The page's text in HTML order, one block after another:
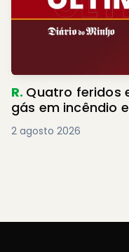
R. Quatro feridos
gás em incêndio
2 agosto 2026